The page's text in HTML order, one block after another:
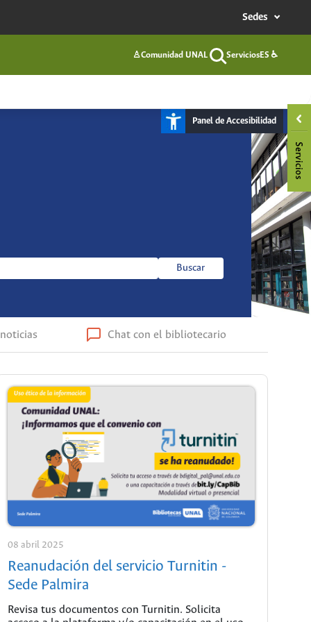
Sedes
♙Comunidad UNAL
Buscar
ServiciosES ♿
Panel de Accesibilidad
Buscar
Chat con el bibliotecario
08 abril 2025
Reanudación del servicio Turnitin -
Sede Palmira
Revisa tus documentos con Turnitin. Solicita